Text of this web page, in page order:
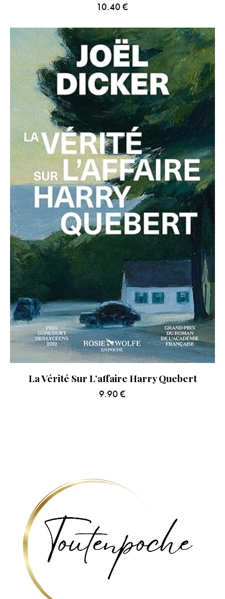
10.40 €
La Vérité Sur L’affaire Harry Quebert
9.90 €